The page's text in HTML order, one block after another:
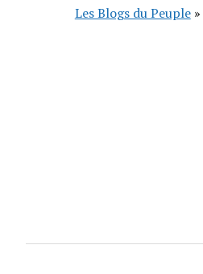
Les Blogs du Peuple»